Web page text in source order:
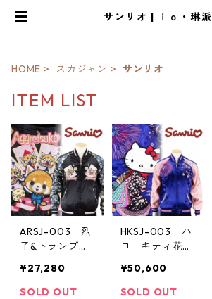
サンリオ | ｉｏ・琳派
HOME スカジャン サンリオ
ITEM LIST
ARSJ-003 烈
子&トランププ
ャン
¥27,280
SOLD OUT
HKSJ-003 ハ
ローキティ花火
ャン
¥50,600
SOLD OUT